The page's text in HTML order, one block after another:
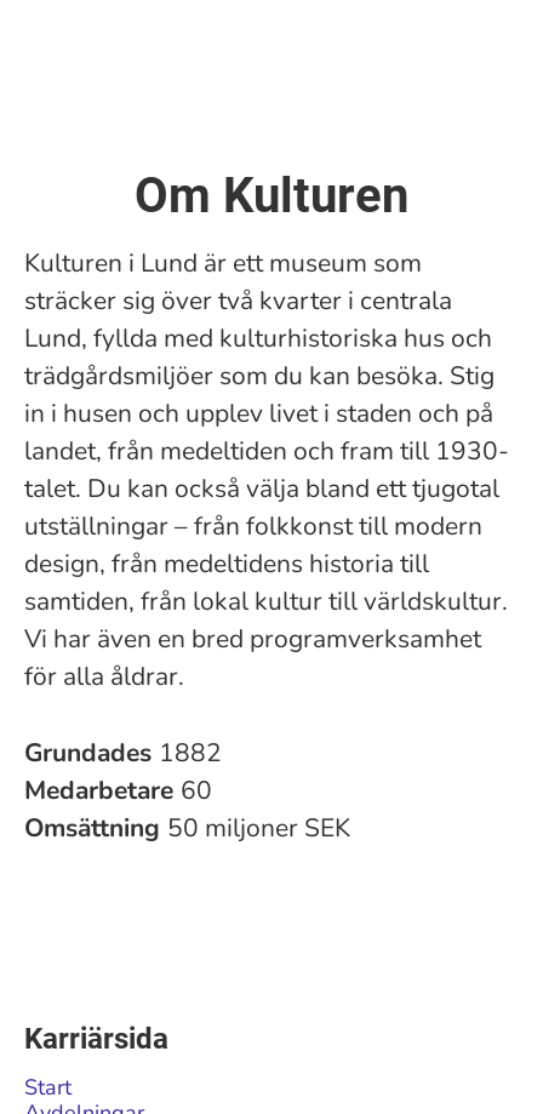
Om Kulturen
Kulturen i Lund är ett museum som
sträcker sig över två kvarter i centrala
Lund, fyllda med kulturhistoriska hus och
trädgårdsmiljöer som du kan besöka. Stig
in i husen och upplev livet i staden och på
landet, från medeltiden och fram till 1930-
talet. Du kan också välja bland ett tjugotal
utställningar – från folkkonst till modern
design, från medeltidens historia till
samtiden, från lokal kultur till världskultur.
Vi har även en bred programverksamhet
för alla åldrar.
Grundades 1882
Medarbetare 60
Omsättning 50 miljoner SEK
Karriärsida
Start